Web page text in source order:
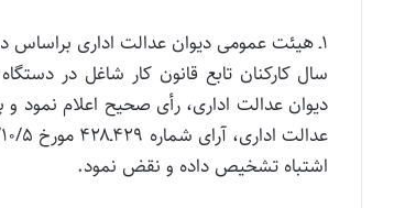
اشتباه تشخیص داده و نقض نمود.